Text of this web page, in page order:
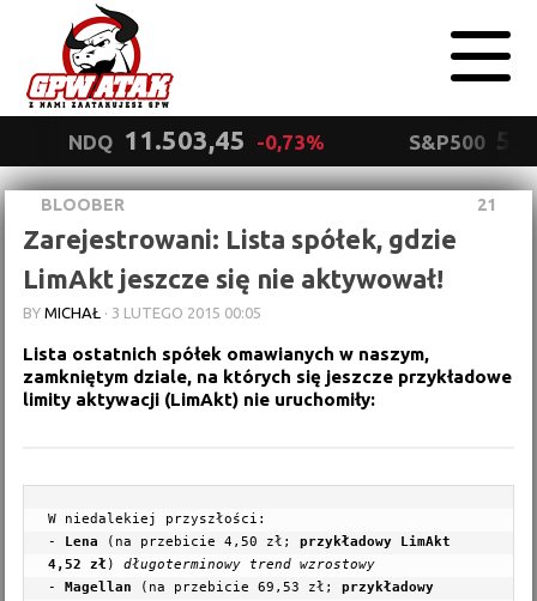
NDQ 11.503,45 -0,73% S&P500
BLOOBER 21
Zarejestrowani: Lista spółek, gdzie
LimAkt jeszcze się nie aktywował!
BYMICHAŁ · 3 LUTEGO 2015 00:05
Lista ostatnich spółek omawianych w naszym,
zamkniętym dziale, na których się jeszcze przykładowe
limity aktywacji (LimAkt) nie uruchomiły:
W niedalekiej przyszłości:
- Lena (na przebicie 4,50 zł; przykładowy LimAkt
4,52 zł )
- Magellan (na przebicie 69,53 zł; przykładowy
prywatności
Wyrażam zgodę.